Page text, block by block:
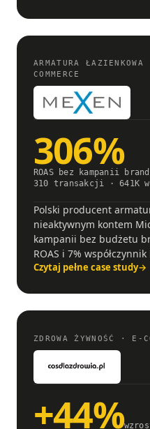
ARMATURA
COMMERCE
306%
ROAS bez kampanii
310 transakcji · 641K
Polski producent
nieaktywnym kontem
kampanii bez budżetu
ROAS i 7%
Czytaj pełne case study→
ZDROWA ŻYWNOŚĆ · E-
+44%